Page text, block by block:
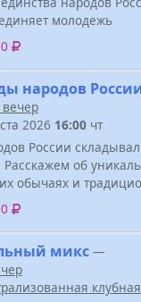
молодежь
народов
2026 16:00 чт
России
об
обычаях и
микс —